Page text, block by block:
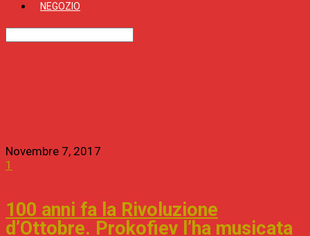
NEGOZIO
Novembre 7, 2017
1
100 anni fa la Rivoluzione
d’Ottobre. Prokofiev l’ha musicata